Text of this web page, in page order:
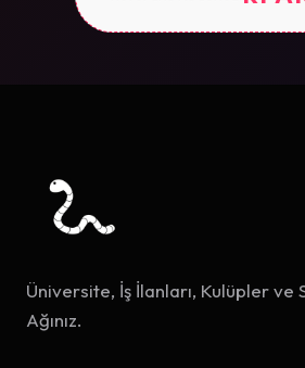
Üniversite, İş İlanları, Kulüpler ve
Ağınız.